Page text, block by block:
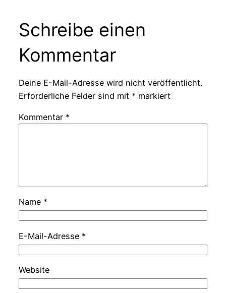
Schreibe einen
Kommentar
Deine E-Mail-Adresse wird nicht veröffentlicht.
Erforderliche Felder sind mit * markiert
Kommentar *
Name *
E-Mail-Adresse *
Website